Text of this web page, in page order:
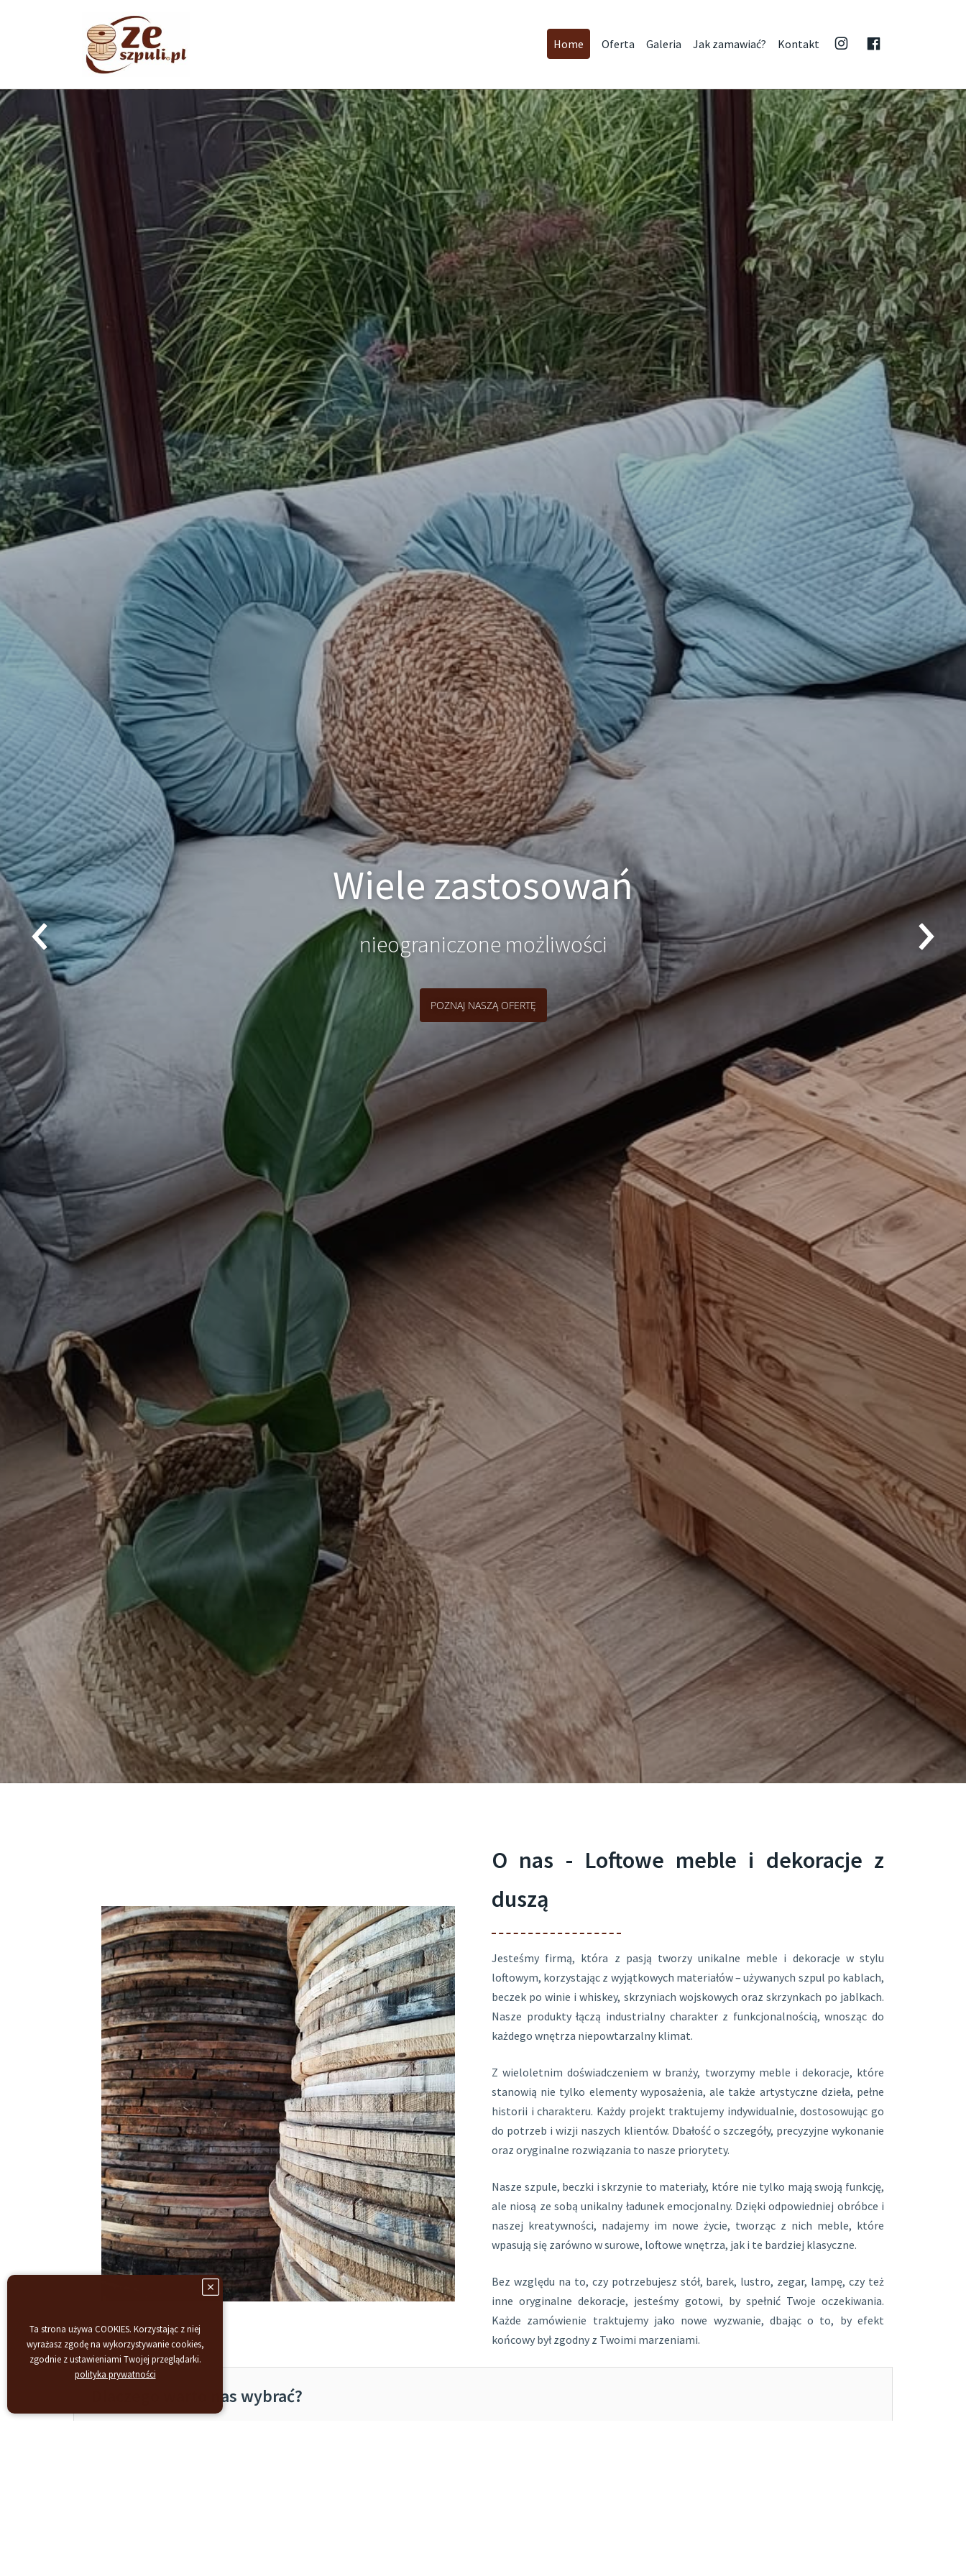
Home Oferta Galeria Jak zamawiać? Kontakt
Indywidualne podejście
do każdego Klienta
POZNAJ NASZĄ OFERTĘ
O nas - Loftowe meble i dekoracje z
duszą
Jesteśmy firmą, która z pasją tworzy unikalne meble i dekoracje w stylu
loftowym, korzystając z wyjątkowych materiałów – używanych szpul po kablach,
beczek po winie i whiskey, skrzyniach wojskowych oraz skrzynkach po jablkach.
Nasze produkty łączą industrialny charakter z funkcjonalnością, wnosząc do
każdego wnętrza niepowtarzalny klimat.
Z wieloletnim doświadczeniem w branży, tworzymy meble i dekoracje, które
stanowią nie tylko elementy wyposażenia, ale także artystyczne dzieła, pełne
historii i charakteru. Każdy projekt traktujemy indywidualnie, dostosowując go
do potrzeb i wizji naszych klientów. Dbałość o szczegóły, precyzyjne wykonanie
oraz oryginalne rozwiązania to nasze priorytety.
Nasze szpule, beczki i skrzynie to materiały, które nie tylko mają swoją funkcję,
ale niosą ze sobą unikalny ładunek emocjonalny. Dzięki odpowiedniej obróbce i
naszej kreatywności, nadajemy im nowe życie, tworząc z nich meble, które
wpasują się zarówno w surowe, loftowe wnętrza, jak i te bardziej klasyczne.
Bez względu na to, czy potrzebujesz stół, barek, lustro, zegar, lampę, czy też
inne oryginalne dekoracje, jesteśmy gotowi, by spełnić Twoje oczekiwania.
Każde zamówienie traktujemy jako nowe wyzwanie, dbając o to, by efekt
końcowy był zgodny z Twoimi marzeniami.
Dlaczego warto nas wybrać?
Ta strona używa COOKIES. Korzystając z niej
wyrażasz zgodę na wykorzystywanie cookies,
zgodnie z ustawieniami Twojej przeglądarki.
polityka prywatności